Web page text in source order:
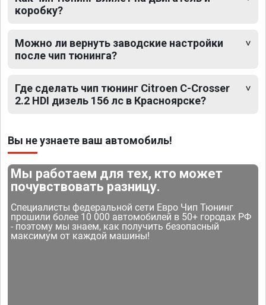
коробку?
Можно ли вернуть заводские настройки
после чип тюнинга?
Где сделать чип тюнинг Citroen C-Crosser
2.2 HDI дизель 156 лс в Красноярске?
Вы не узнаете ваш автомобиль!
Мы работаем для тех, кто может
почувствовать разницу.
Специалисты федеральной сети Евро Чип Тюнинг
прошили более 10 000 автомобилей в 50+ городах РФ
- поэтому мы знаем, как получить безопасный
максимум от каждой машины!